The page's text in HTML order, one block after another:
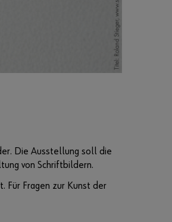
Die Ausstellung soll die
von Schriftbildern.
Für Fragen zur Kunst der